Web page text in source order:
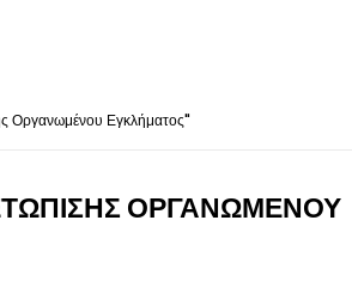
Οργανωμένου Εγκλήματος"
ΟΡΓΑΝΩΜΈΝΟΥ